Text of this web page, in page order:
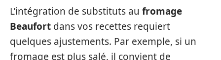
L’intégration de substituts au fromage
Beaufort dans vos recettes requiert
quelques ajustements. Par exemple, si un
fromage est plus salé, il convient de